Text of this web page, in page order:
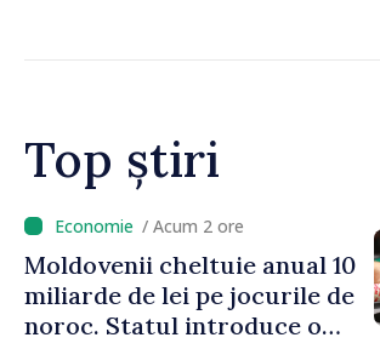
Top știri
/ Acum 45 minute
Energocom: Deficit de
energie electrică în orele de
vârf; consumatorii sunt